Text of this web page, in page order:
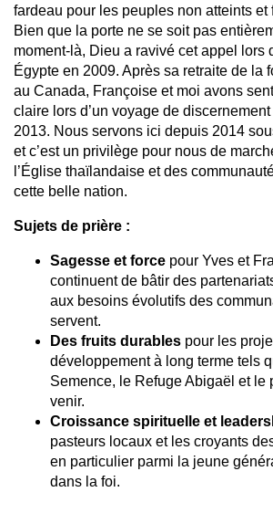
fardeau pour les peuples non atteints et
Bien que la porte ne se soit pas
moment-là, Dieu a ravivé cet appel lors
Égypte en 2009. Après sa retraite de la
au Canada, Françoise et moi avons
claire lors d’un voyage de
2013. Nous servons ici depuis 2014
et c’est un privilège pour nous de
l’Église thaïlandaise et des
cette belle nation.
Sujets de prière :
Sagesse et force pour Yves et
continuent de bâtir des
aux besoins évolutifs des
servent.
Des fruits durables pour les
développement à long terme tels
Semence, le Refuge Abigaël et le
venir.
Croissance spirituelle et
pasteurs locaux et les croyants
en particulier parmi la jeune
dans la foi.